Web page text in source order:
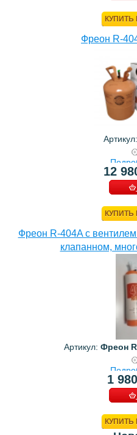
КУПИТЬ
Фреон R-
Артикул:
12
КУПИТЬ
Фреон R-404A с
клапанном,
Артикул: Фреон
1
КУПИТЬ